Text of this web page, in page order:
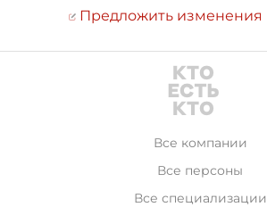
Предложить изменения
Все компании
Все персоны
Все специализации